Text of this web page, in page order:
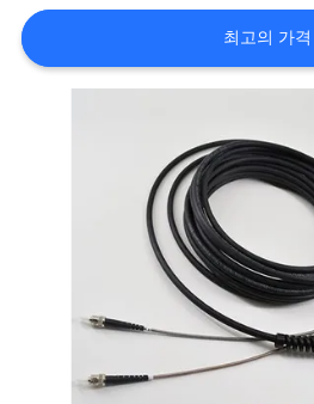
행
최고의 가격